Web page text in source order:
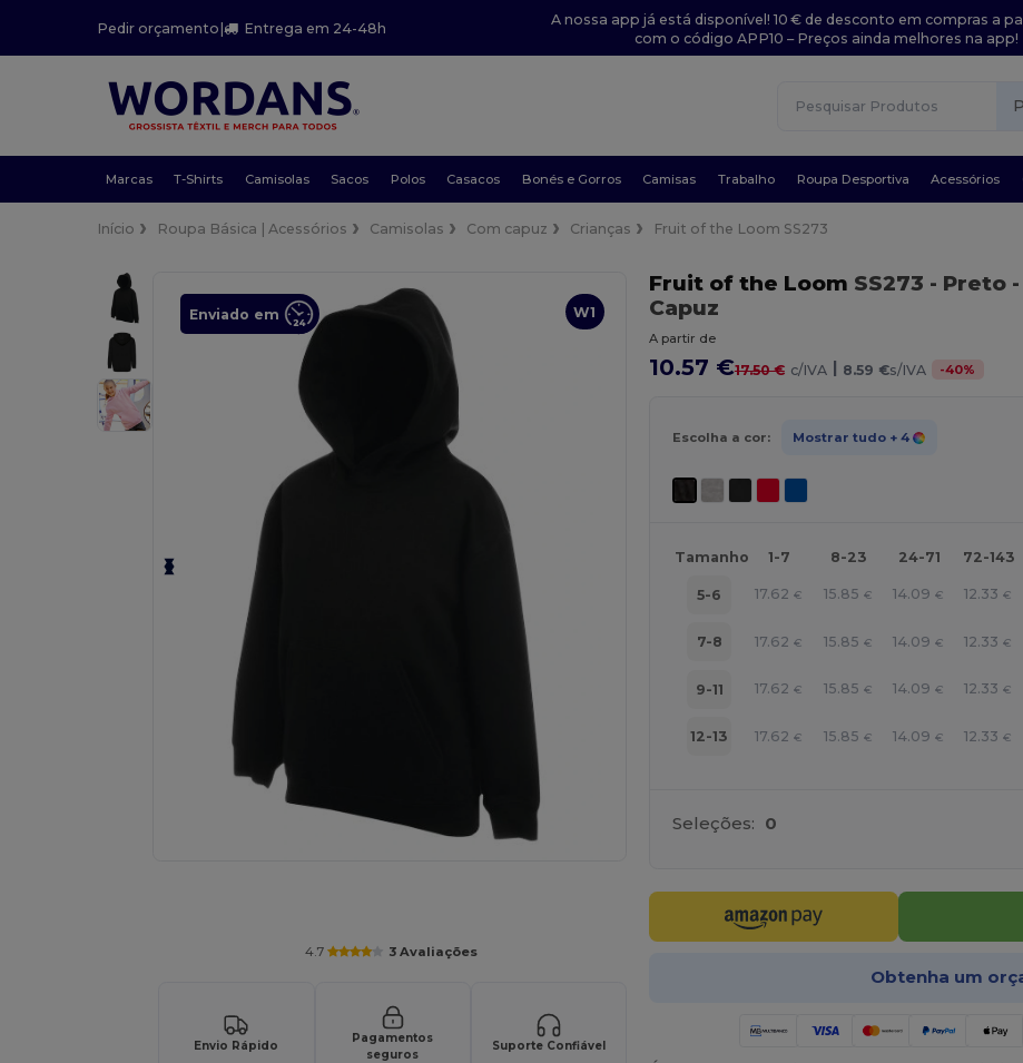
Pedir orçamento| Entrega em 24-48h
A nossa app já está disponível! 10 € de desconto em compras a
com o código APP10 – Preços ainda melhores na app!
Marcas T-Shirts Camisolas Sacos Polos Casacos Bonés e Gorros Camisas Trabalho Roupa Desportiva Acessórios
Início Roupa Básica | Acessórios Camisolas Com capuz Crianças Fruit of the Loom SS273
W1
Enviado em
4.7 3 Avaliações
Envio Rápido
Pagamentos
seguros
Suporte Confiável
Fruit of the Loom SS273 - Preto-
Capuz
A partir de
10.57 €17.50 € c/IVA | 8.59 €s/IVA -40%
Escolha a cor: Mostrar tudo + 4
Tamanho 1-7 8-23 24-71 72-143
5-6 17.62 € 15.85 € 14.09 € 12.33 €
7-8 17.62 € 15.85 € 14.09 € 12.33 €
9-11 17.62 € 15.85 € 14.09 € 12.33 €
12-13 17.62 € 15.85 € 14.09 € 12.33 €
Seleções: 0
Obtenha um